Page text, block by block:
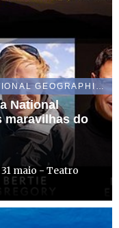
NATIONAL GEOGRAPHIC AND NATIONAL GEOGRAPHIC WILD
National
maravilhas do
maio - Teatro